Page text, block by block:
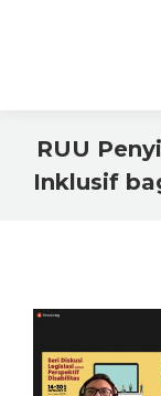
RUU
Inklusif